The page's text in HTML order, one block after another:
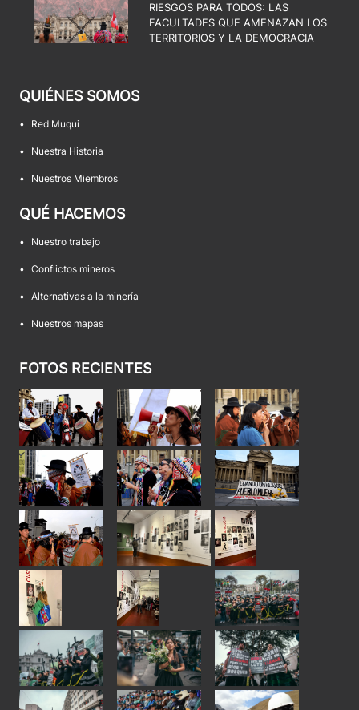
RIESGOS PARA TODOS: LAS
FACULTADES QUE AMENAZAN LOS
TERRITORIOS Y LA DEMOCRACIA
QUIÉNES SOMOS
• Red Muqui
• Nuestra Historia
• Nuestros Miembros
QUÉ HACEMOS
• Nuestro trabajo
• Conflictos mineros
• Alternativas a la minería
• Nuestros mapas
FOTOS RECIENTES